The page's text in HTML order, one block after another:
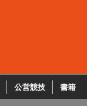
公営競技 書籍